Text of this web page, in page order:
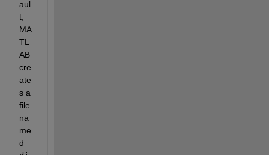
aul
t,
MA
TL
AB
cre
ate
s a
file
na
me